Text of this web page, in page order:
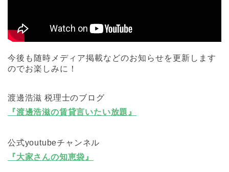
今後も随時メディア掲載などのお知らせを更新します
のでお楽しみに！
渡邊浩滋 税理士のブログ
『渡邊浩滋の賃貸言いたい放題』
公式youtubeチャンネル
『大家さんの知恵袋』